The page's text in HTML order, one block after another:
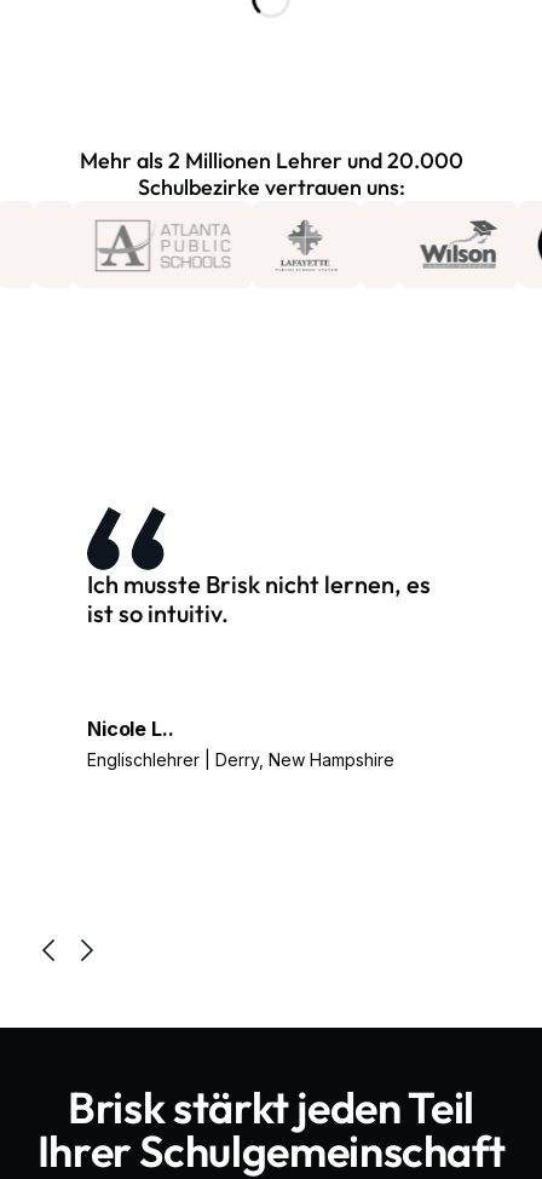
Mehr als 2 Millionen Lehrer und 20.000
Schulbezirke vertrauen uns:
Nicole L..
Englischlehrer | Derry, New Hampshire
Ich musste Brisk nicht lernen, es
ist so intuitiv.
Brisk stärkt jeden Teil
Ihrer Schulgemeinschaft